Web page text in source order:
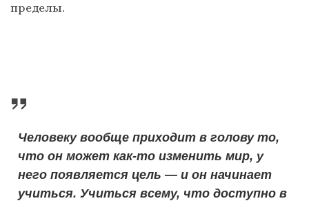
пределы.
Человеку вообще приходит в голову то,
что он может как-то изменить мир, у
него появляется цель — и он начинает
учиться. Учиться всему, что доступно в